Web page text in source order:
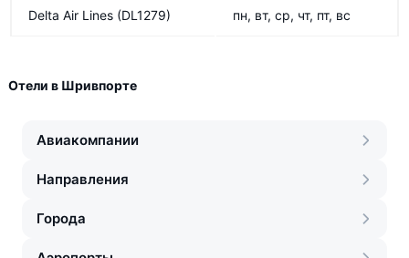
Delta Air Lines (DL1279) пн, вт, ср, чт, пт, вс
Отели в Шривпорте
Авиакомпании
Направления
Города